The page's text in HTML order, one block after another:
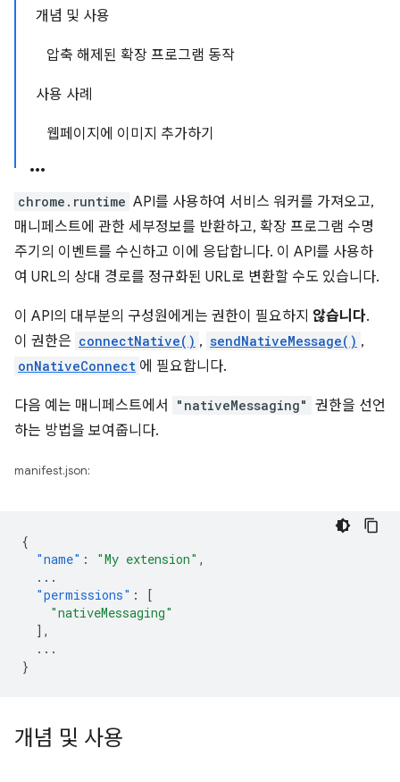
개념 및 사용
압축 해제된 확장 프로그램 동작
사용 사례
웹페이지에 이미지 추가하기
chrome.runtime API를 사용하여 서비스 워커를 가져오고,
매니페스트에 관한 세부정보를 반환하고, 확장 프로그램 수명
주기의 이벤트를 수신하고 이에 응답합니다. 이 API를 사용하
여 URL의 상대 경로를 정규화된 URL로 변환할 수도 있습니다.
이 API의 대부분의 구성원에게는 권한이 필요하지 않습니다.
이 권한은 connectNative() , sendNativeMessage() ,
onNativeConnect 에 필요합니다.
다음 예는 매니페스트에서 "nativeMessaging" 권한을 선언
하는 방법을 보여줍니다.
manifest.json:
{
"name" : "My extension" ,
...
"permissions" :
[
"nativeMessaging"
],
...
}
개념 및 사용